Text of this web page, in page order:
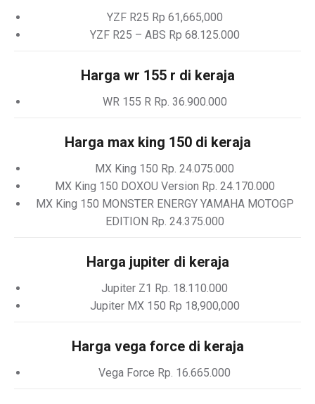
YZF R25 Rp 61,665,000
YZF R25 – ABS Rp 68.125.000
Harga wr 155 r di keraja
WR 155 R Rp. 36.900.000
Harga max king 150 di keraja
MX King 150 Rp. 24.075.000
MX King 150 DOXOU Version Rp. 24.170.000
MX King 150 MONSTER ENERGY YAMAHA MOTOGP
EDITION Rp. 24.375.000
Harga jupiter di keraja
Jupiter Z1 Rp. 18.110.000
Jupiter MX 150 Rp 18,900,000
Harga vega force di keraja
Vega Force Rp. 16.665.000